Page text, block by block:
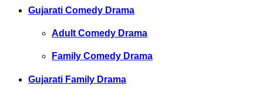
Gujarati Comedy Drama
Adult Comedy Drama
Family Comedy Drama
Gujarati Family Drama